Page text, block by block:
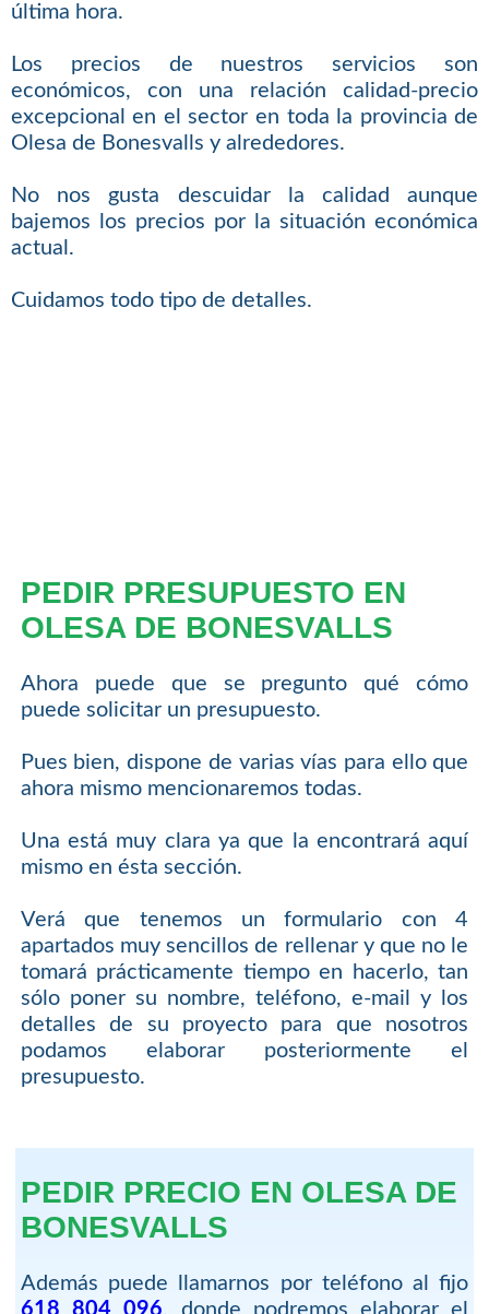
última hora.
Los precios de nuestros servicios son
económicos, con una relación calidad-precio
excepcional en el sector en toda la provincia de
Olesa de Bonesvalls y alrededores.
No nos gusta descuidar la calidad aunque
bajemos los precios por la situación económica
actual.
Cuidamos todo tipo de detalles.
PEDIR PRESUPUESTO EN
OLESA DE BONESVALLS
Ahora puede que se pregunto qué cómo
puede solicitar un presupuesto.
Pues bien, dispone de varias vías para ello que
ahora mismo mencionaremos todas.
Una está muy clara ya que la encontrará aquí
mismo en ésta sección.
Verá que tenemos un formulario con 4
apartados muy sencillos de rellenar y que no le
tomará prácticamente tiempo en hacerlo, tan
sólo poner su nombre, teléfono, e-mail y los
detalles de su proyecto para que nosotros
podamos elaborar posteriormente el
presupuesto.
PEDIR PRECIO EN OLESA DE
BONESVALLS
Además puede llamarnos por teléfono al fijo
618 804 096, donde podremos elaborar el